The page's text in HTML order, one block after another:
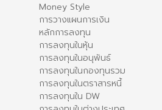
Money Style
การวางแผนการเงิน
หลักการลงทุน
การลงทุนในหุ้น
การลงทุนในอนุพันธ์
การลงทุนในกองทุนรวม
การลงทุนในตราสารหนี้
การลงทุนใน DW